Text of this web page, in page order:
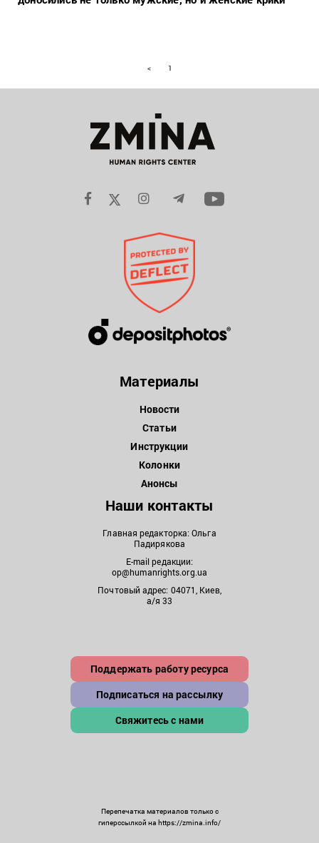
< 1
Материалы
Новости
Статьи
Инструкции
Колонки
Анонсы
Наши контакты
Главная редакторка: Ольга
Падирякова
E-mail редакции:
op@humanrights.org.ua
Почтовый адрес: 04071, Киев,
а/я 33
Поддержать работу ресурса
Подписаться на рассылку
Свяжитесь с нами
Перепечатка материалов только с
гиперссылкой на https://zmina.info/